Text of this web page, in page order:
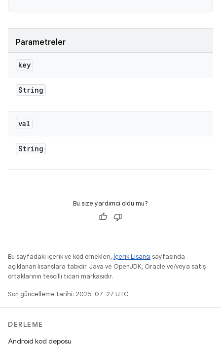
Parametreler
key
String
val
String
Bu size yardımcı oldu mu?
Bu sayfadaki içerik ve kod örnekleri, İçerik Lisansı sayfasında
açıklanan lisanslara tabidir. Java ve OpenJDK, Oracle ve/veya satış
ortaklarının tescilli ticari markasıdır.
Son güncelleme tarihi: 2025-07-27 UTC.
DERLEME
Android kod deposu